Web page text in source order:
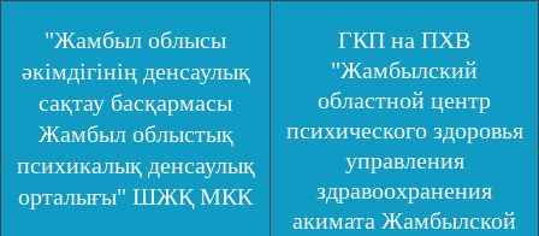
"Жамбыл облысы
әкімдігінің денсаулық
сақтау басқармасы
Жамбыл облыстық
психикалық денсаулық
орталығы" ШЖҚ МКК
ГКП на ПХВ
"Жамбылский
областной центр
психического здоровья
управления
здравоохранения
акимата Жамбылской